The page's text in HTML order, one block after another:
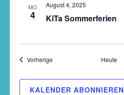
MO
4
August 4, 2025
KiTa Sommerferien
VorherigeVeranstaltungen Heute
KALENDER ABONNIEREN